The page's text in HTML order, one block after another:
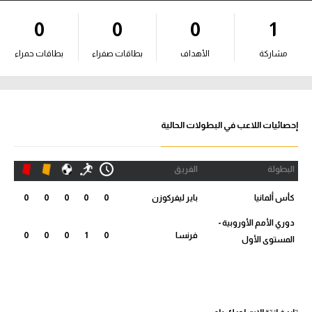
آراء حرة
ركن الألعاب
الدوري المصري
الدوري الإنجليزي الممتاز
الدوري الإيطالي
الدوري الفرنسي
1
مشاركة
0
الأهداف
0
بطاقات صفراء
0
بطاقات حمراء
إحصائيات اللاعب في البطولات الحالية
البطولة الفريق
كأس ألمانيا باير ليفركوزن 0
0
0
0
0
دوري الأمم الأوروبية -
المستوى الأول
فرنسا 0
1
0
0
0